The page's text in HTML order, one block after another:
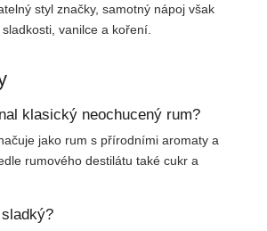
styl značky, samotný nápoj však
vanilce a koření.
klasický neochucený rum?
jako rum s přírodními aromaty a
rumového destilátu také cukr a